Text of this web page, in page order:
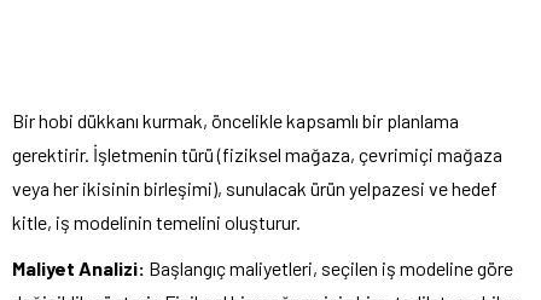
Bir hobi dükkanı kurmak, öncelikle kapsamlı bir planlama
gerektirir. İşletmenin türü (fiziksel mağaza, çevrimiçi mağaza
veya her ikisinin birleşimi), sunulacak ürün yelpazesi ve hedef
kitle, iş modelinin temelini oluşturur.
Maliyet Analizi: Başlangıç maliyetleri, seçilen iş modeline göre